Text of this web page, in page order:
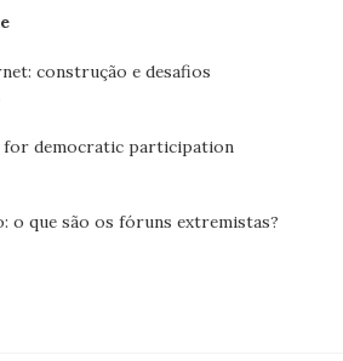
construção e desafios
for democratic participation
o que são os fóruns extremistas?